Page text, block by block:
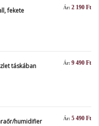
Ár: 2 190 Ft
fekete
Ár: 9 490 Ft
táskában
Ár: 5 490 Ft
humidifier